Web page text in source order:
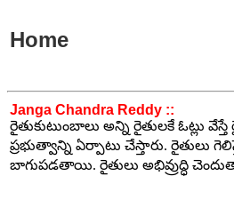
Home
Janga Chandra Reddy ::
రైతుకుటుంబాలు అన్ని రైతులకే ఓట్లు
ప్రభుత్వాన్ని ఏర్పాటు చేస్తారు. రైతులు
బాగుపడతాయి. రైతులు అభివ్రుద్ధి